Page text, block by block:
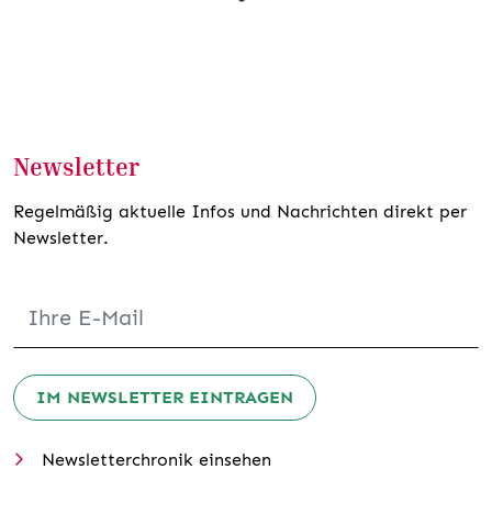
Newsletter
Regelmäßig aktuelle Infos und Nachrichten direkt per
Newsletter.
IM NEWSLETTER EINTRAGEN
Newsletterchronik einsehen